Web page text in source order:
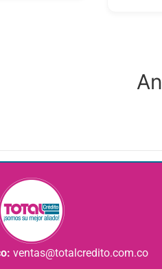
ventas@totalcredito.com.co